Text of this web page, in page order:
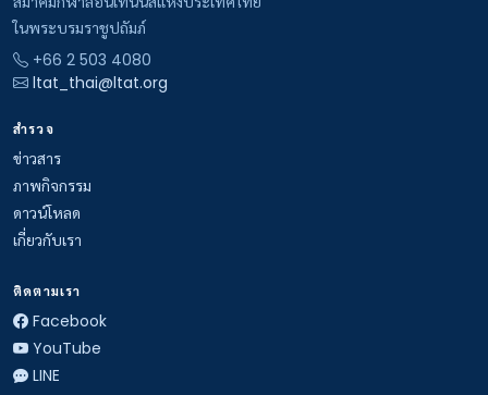
ในพระบรมราชูปถัมภ์
+66 2 503 4080
ltat_thai@ltat.org
สำรวจ
ข่าวสาร
ภาพกิจกรรม
ดาวน์โหลด
เกี่ยวกับเรา
ติดตามเรา
Facebook
YouTube
LINE